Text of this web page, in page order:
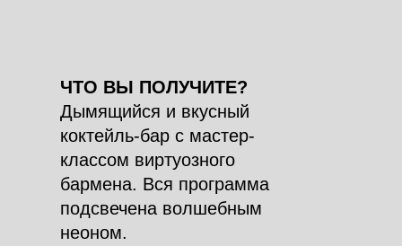
ЧТО ВЫ ПОЛУЧИТЕ?
Дымящийся и вкусный
коктейль-бар с мастер-
классом виртуозного
бармена. Вся программа
подсвечена волшебным
неоном.